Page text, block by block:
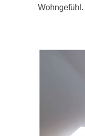
Wohngefühl.